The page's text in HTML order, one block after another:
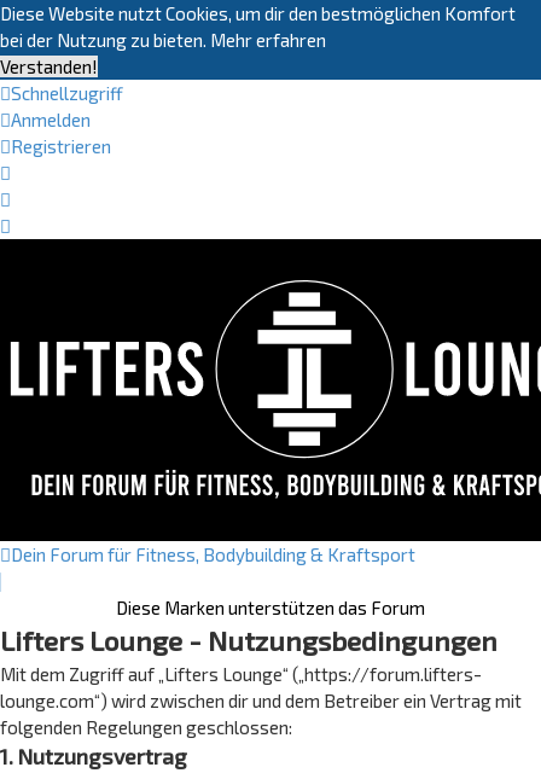
Diese Website nutzt Cookies, um dir den bestmöglichen Komfort
bei der Nutzung zu bieten. Mehr erfahren
Verstanden!
Schnellzugriff
Anmelden
Registrieren
Dein Forum für Fitness, Bodybuilding & Kraftsport
Diese Marken unterstützen das Forum
Lifters Lounge - Nutzungsbedingungen
Mit dem Zugriff auf „Lifters Lounge“ („https://forum.lifters-
lounge.com“) wird zwischen dir und dem Betreiber ein Vertrag mit
folgenden Regelungen geschlossen:
1. Nutzungsvertrag